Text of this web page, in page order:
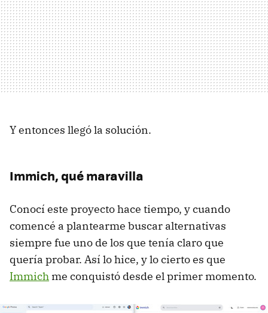
Y entonces llegó la solución.
Immich, qué maravilla
Conocí este proyecto hace tiempo, y cuando
comencé a plantearme buscar alternativas
siempre fue uno de los que tenía claro que
quería probar. Así lo hice, y lo cierto es que
Immich me conquistó desde el primer momento.